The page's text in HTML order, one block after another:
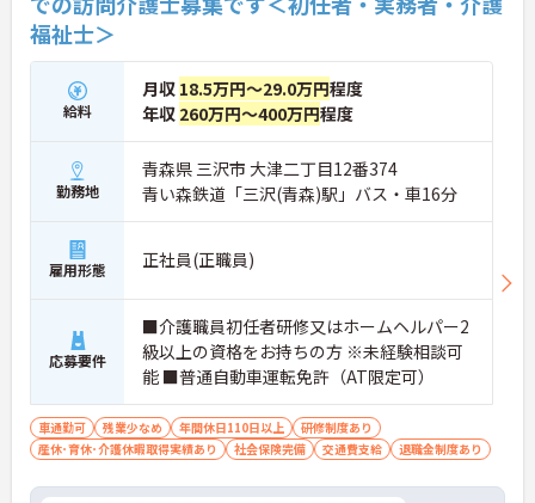
福祉士＞
給料
月収 18.5万円～29.0万円程度
年収 260万円～400万円程度
勤務地
青森県 三沢市 大津二丁目12番374
青い森鉄道「三沢(青森)駅」バス・車16分
雇用形態 正社員(正職員)
応募要件
■介護職員初任者研修又はホームヘルパー2
級以上の資格をお持ちの方 ※未経験相談可
能 ■普通自動車運転免許（AT限定可）
車通勤可 残業少なめ 年間休日110日以上
研修制度あり
産休･育休･介護休暇取得実績あり
社会保険完備 交通費支給 退職金制度あり